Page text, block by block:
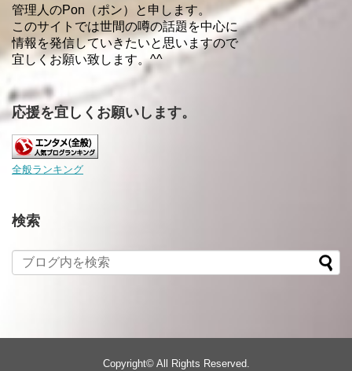
管理人のPon（ポン）と申します。
このサイトでは世間の噂の話題を中心に
情報を発信していきたいと思いますので
宜しくお願い致します。^^
応援を宜しくお願いします。
全般ランキング
検索
Copyright© All Rights Reserved.